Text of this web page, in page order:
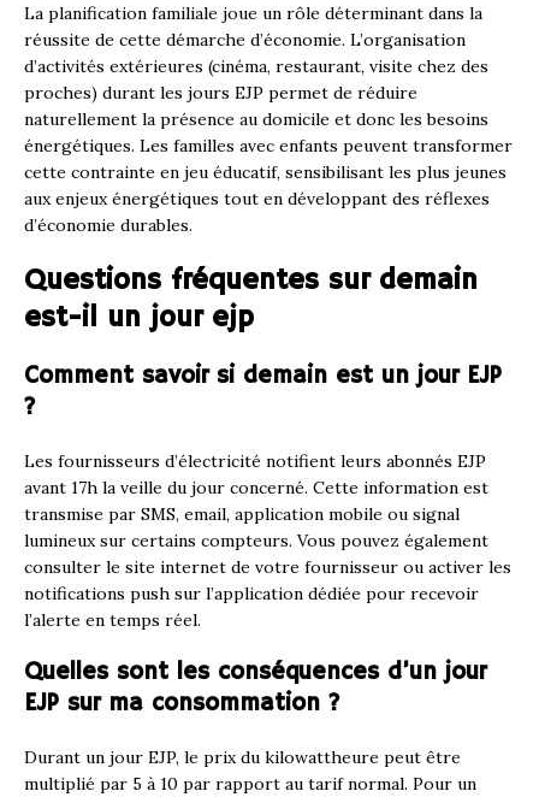
La planification familiale joue un rôle déterminant dans la
réussite de cette démarche d’économie. L’organisation
d’activités extérieures (cinéma, restaurant, visite chez des
proches) durant les jours EJP permet de réduire
naturellement la présence au domicile et donc les besoins
énergétiques. Les familles avec enfants peuvent transformer
cette contrainte en jeu éducatif, sensibilisant les plus jeunes
aux enjeux énergétiques tout en développant des réflexes
d’économie durables.
Questions fréquentes sur demain
est-il un jour ejp
Comment savoir si demain est un jour EJP
?
Les fournisseurs d’électricité notifient leurs abonnés EJP
avant 17h la veille du jour concerné. Cette information est
transmise par SMS, email, application mobile ou signal
lumineux sur certains compteurs. Vous pouvez également
consulter le site internet de votre fournisseur ou activer les
notifications push sur l’application dédiée pour recevoir
l’alerte en temps réel.
Quelles sont les conséquences d’un jour
EJP sur ma consommation ?
Durant un jour EJP, le prix du kilowattheure peut être
multiplié par 5 à 10 par rapport au tarif normal. Pour un